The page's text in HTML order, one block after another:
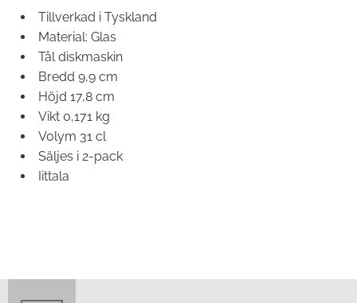
Tillverkad i Tyskland
Material: Glas
Tål diskmaskin
Bredd 9,9 cm
Höjd 17,8 cm
Vikt 0,171 kg
Volym 31 cl
Säljes i 2-pack
Iittala